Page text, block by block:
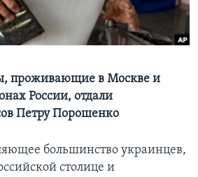
проживающие в Москве и
России, отдали
Петру Порошенко
большинство украинцев,
столице и